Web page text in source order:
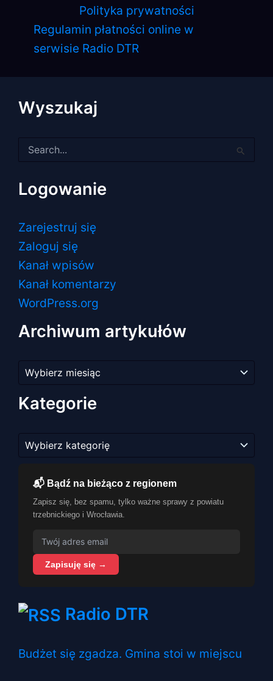
Polityka prywatności
Regulamin płatności online w
serwisie Radio DTR
Wyszukaj
dla:
Logowanie
Zarejestruj się
Zaloguj się
Kanał wpisów
Kanał komentarzy
WordPress.org
Archiwum artykułów
artykułów
Kategorie
📬 Bądź na bieżąco z regionem
Zapisz się, bez spamu, tylko ważne sprawy z powiatu
trzebnickiego i Wrocławia.
Zapisuję się →
Radio DTR
Budżet się zgadza. Gmina stoi w miejscu